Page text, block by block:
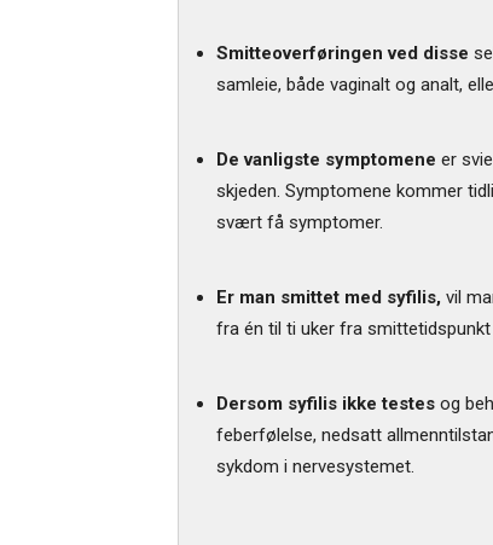
Smitteoverføringen ved disse
samleie, både vaginalt og analt,
De vanligste symptomene er
skjeden. Symptomene kommer
svært få symptomer.
Er man smittet med syfilis, vil
fra én til ti uker fra
Dersom syfilis ikke testes og
feberfølelse, nedsatt
sykdom i nervesystemet.